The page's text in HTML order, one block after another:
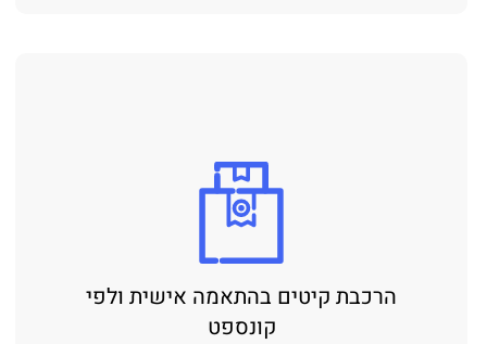
הרכבת קיטים בהתאמה אישית ולפי
קונספט